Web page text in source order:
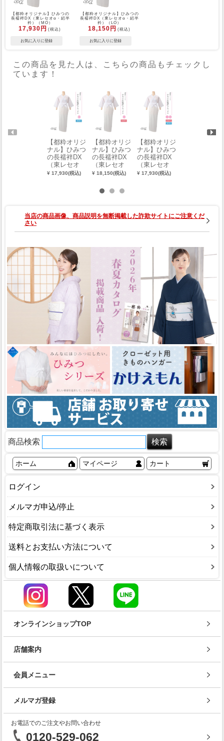
【都粋オリジナル】ひみつの
長襦袢DX（東レセオα・絽半
衿）（MO）
17,930円 (税込)
【都粋オリジナル】ひみつの
長襦袢DX（東レセオα・絽半
衿）（LO）
18,150円 (税込)
この商品を見た人は、こちらの商品もチェックし
ています！
【都粋オリジ
ナル】ひみつ
の長襦袢DX
（東レセオ
α・絽半衿）
¥ 17,930(税込)
【都粋オリジ
ナル】ひみつ
の長襦袢DX
（東レセオ
α・塩瀬半
¥ 18,150(税込)
【都粋オリジ
ナル】ひみつ
の長襦袢DX
（東レセオ
α・塩瀬半衿
¥ 17,930(税込)
当店の商品画像、商品説明を無断掲載した詐欺サイトにご注意くだ
さい
商品検索
ホーム マイページ カート
ログイン
メルマガ申込/停止
特定商取引法に基づく表示
送料とお支払い方法について
個人情報の取扱いについて
オンラインショップTOP
店舗案内
会員メニュー
メルマガ登録
お電話でのご注文やお問い合わせ
0120-529-062